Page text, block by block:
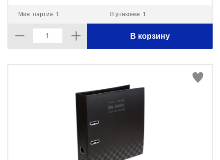
Мин. партия: 1 В упаковке: 1
В корзину